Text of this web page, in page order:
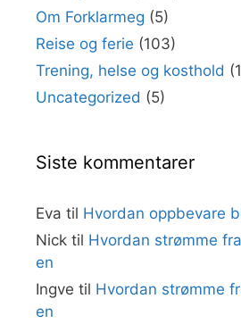
Om Forklarmeg (5)
Reise og ferie (103)
Trening, helse og kosthold
Uncategorized (5)
Siste kommentarer
Eva til Hvordan oppbevare
Nick til Hvordan strømme
en
Ingve til Hvordan strømme
en